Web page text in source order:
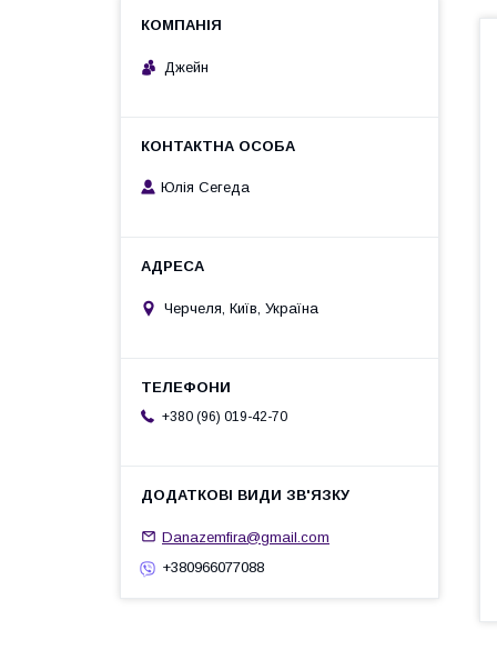
Джейн
Юлія Сегеда
Черчеля, Київ, Україна
+380 (96) 019-42-70
Danazemfira@gmail.com
+380966077088